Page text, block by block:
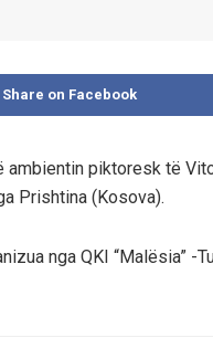
Share on Facebook
ambientin piktoresk të
Prishtina (Kosova).
nga QKI “Malësia” -